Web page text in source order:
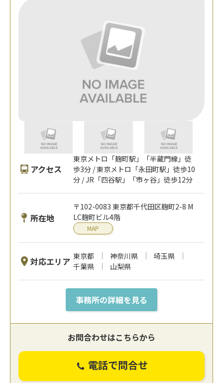
アクセス
東京メトロ「麹町駅」「半蔵門線」徒
歩3分 / 東京メトロ「永田町駅」徒歩10
分 / JR「四谷駅」「市ヶ谷」徒歩12分
所在地
〒102-0083 東京都千代田区麹町2-8 M
LC麹町ビル4階
MAP
対応エリア 東京都 神奈川県
埼玉県
千葉県
山梨県
事務所の詳細を見る
お問合わせはこちらから
電話で問合せ